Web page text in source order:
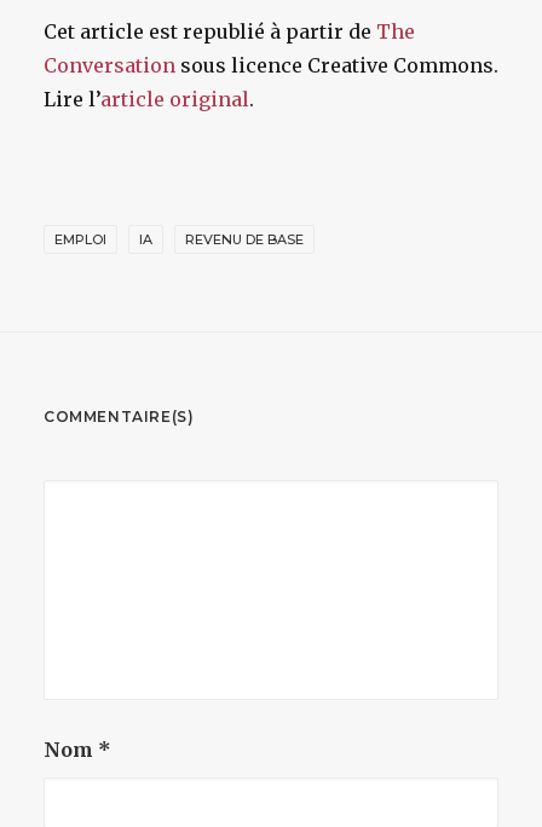
Cet article est republié à partir de The
Conversation sous licence Creative Commons.
Lire l’article original.
EMPLOI IA REVENU DE BASE
COMMENTAIRE(S)
Nom *